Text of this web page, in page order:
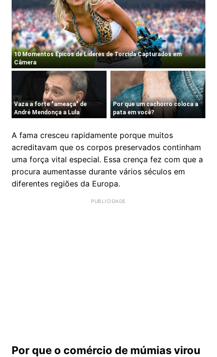
A fama cresceu rapidamente porque muitos
acreditavam que os corpos preservados continham
uma força vital especial. Essa crença fez com que a
procura aumentasse durante vários séculos em
diferentes regiões da Europa.
Por que o comércio de múmias virou